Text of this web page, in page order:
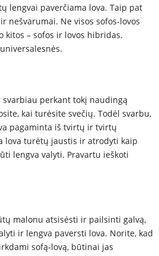
lengvai paverčiama lova. Taip pat
nešvarumai. Ne visos sofos-lovos
kitos – sofos ir lovos hibridas.
perkant tokį naudingą
kai turėsite svečių. Todėl svarbu,
pagaminta iš tvirtų ir tvirtų
lova turėtų jaustis ir atrodyti kaip
lengva valyti. Pravartu ieškoti
malonu atsisėsti ir pailsinti galvą,
ir lengva paversti lova. Norite, kad
sofą-lovą, būtinai jas